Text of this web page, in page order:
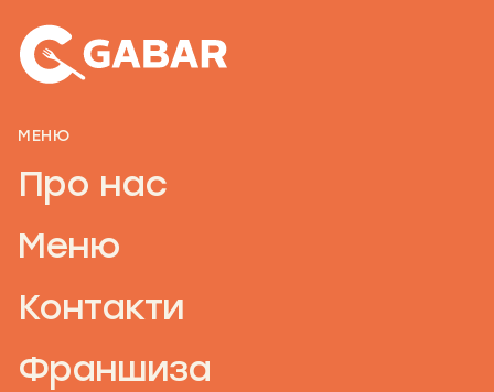
МЕНЮ
Про нас
Меню
Контакти
Франшиза